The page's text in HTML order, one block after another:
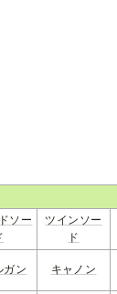
ソー
ツインソー
ド
ガン キャノン